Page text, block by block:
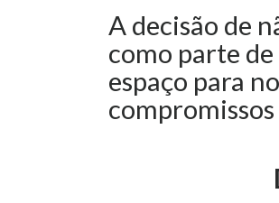
A decisão de
como parte
espaço para